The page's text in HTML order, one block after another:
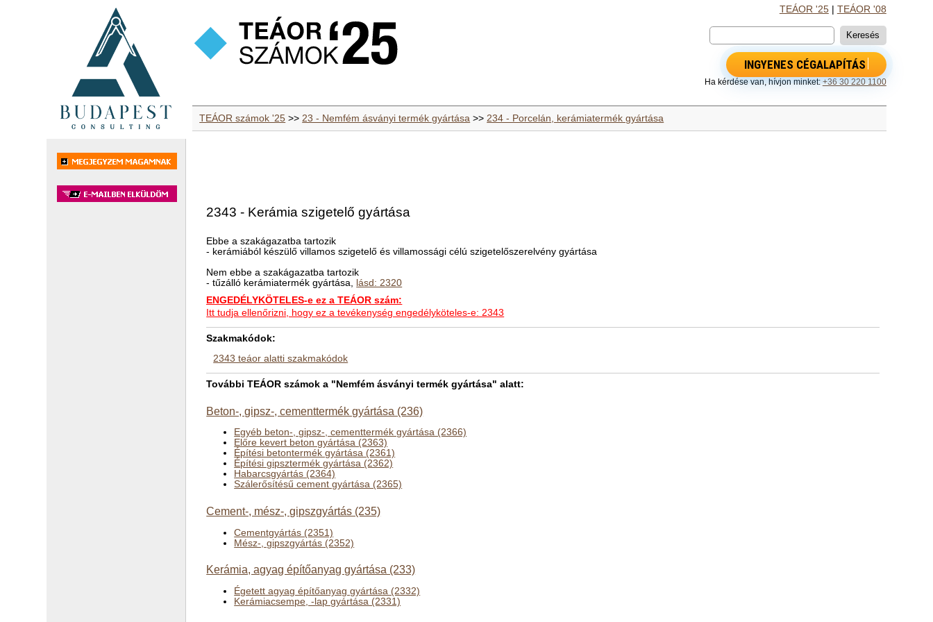
TEÁOR '25| TEÁOR '08
INGYENES CÉGALAPÍTÁS
Ha kérdése van, hívjon minket: +36 30 220 1100
TEÁOR számok '25 >>23 - Nemfém ásványi termék gyártása >>234 - Porcelán, kerámiatermék gyártása
2343 - Kerámia szigetelő gyártása
Ebbe a szakágazatba tartozik
- kerámiából készülő villamos szigetelő és villamossági célú szigetelőszerelvény gyártása
Nem ebbe a szakágazatba tartozik
- tűzálló kerámiatermék gyártása, lásd: 2320
ENGEDÉLYKÖTELES-e ez a TEÁOR szám:
Itt tudja ellenőrizni, hogy ez a tevékenység engedélyköteles-e: 2343
Szakmakódok:
2343 teáor alatti szakmakódok
További TEÁOR számok a "Nemfém ásványi termék gyártása" alatt:
Beton-, gipsz-, cementtermék gyártása (236)
Egyéb beton-, gipsz-, cementtermék gyártása (2366)
Előre kevert beton gyártása (2363)
Építési betontermék gyártása (2361)
Építési gipsztermék gyártása (2362)
Habarcsgyártás (2364)
Szálerősítésű cement gyártása (2365)
Cement-, mész-, gipszgyártás (235)
Cementgyártás (2351)
Mész-, gipszgyártás (2352)
Kerámia, agyag építőanyag gyártása (233)
Égetett agyag építőanyag gyártása (2332)
Kerámiacsempe, -lap gyártása (2331)